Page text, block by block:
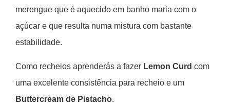
merengue que é aquecido em banho maria com o
açúcar e que resulta numa mistura com bastante
estabilidade.
Como recheios aprenderás a fazer Lemon Curd com
uma excelente consistência para recheio e um
Buttercream de Pistacho.